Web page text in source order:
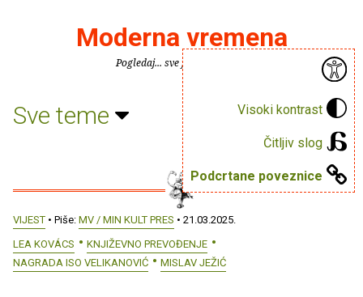
Visoki kontrast
Čitljiv slog
Podcrtane poveznice
Moderna vremena
Pogledaj... sve je puno knjiga.
Sve teme
VIJEST • Piše: MV / MIN KULT PRES • 21.03.2025.
LEA KOVÁCS
KNJIŽEVNO PREVOĐENJE
NAGRADA ISO VELIKANOVIĆ
MISLAV JEŽIĆ